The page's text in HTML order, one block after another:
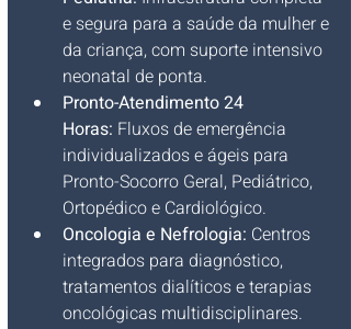
e segura para a saúde da mulher e
da criança, com suporte intensivo
neonatal de ponta.
Pronto-Atendimento 24
Horas: Fluxos de emergência
individualizados e ágeis para
Pronto-Socorro Geral, Pediátrico,
Ortopédico e Cardiológico.
Oncologia e Nefrologia: Centros
integrados para diagnóstico,
tratamentos dialíticos e terapias
oncológicas multidisciplinares.